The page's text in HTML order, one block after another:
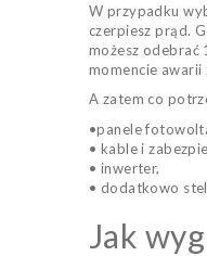
W przypadku
czerpiesz prąd.
możesz odebrać
momencie awarii
A zatem co
•panele
• kable i
• inwerter,
• dodatkowo
Jak